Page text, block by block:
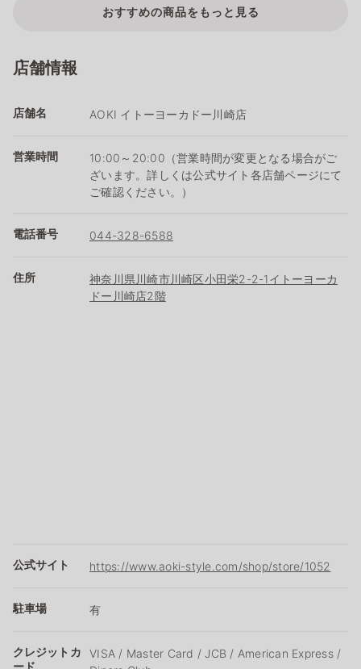
おすすめの商品をもっと見る
店舗情報
店舗名 AOKI イトーヨーカドー川崎店
営業時間
10:00～20:00（営業時間が変更となる場合がご
ざいます。詳しくは公式サイト各店舗ページにて
ご確認ください。）
電話番号 044-328-6588
住所
神奈川県川崎市川崎区小田栄2-2-1イトーヨーカ
ドー川崎店2階
公式サイト https://www.aoki-style.com/shop/store/1052
駐車場 有
クレジットカ
ード
VISA / Master Card / JCB / American Express /